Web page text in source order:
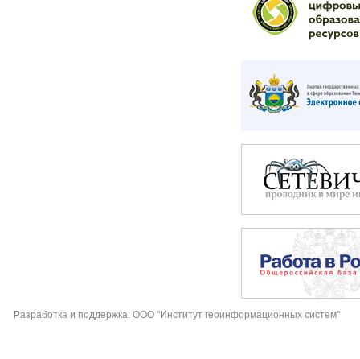
Разработка и поддержка: ООО "Институт геоинформационных систем"